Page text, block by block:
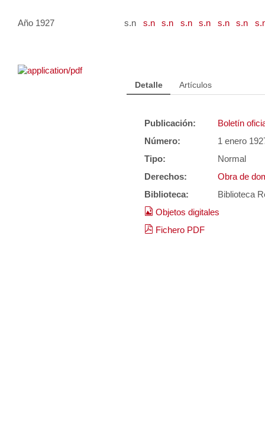
Año 1927 s.n s.n s.n s.n s.n s.n s.n
Detalle Artículos
Publicación:
Boletín
Número:
1 enero
Tipo:
Normal
Derechos:
Obra de
Biblioteca:
Biblioteca
Objetos digitales
Fichero PDF